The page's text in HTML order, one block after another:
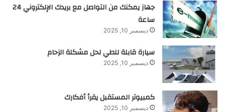
جهاز يمكنك من التواصل مع بريدك الإلكتروني 24
ساعة
ديسمبر 10, 2025
سيارة قابلة للطي لحل مشكلة الزحام
ديسمبر 10, 2025
كمبيوتر المستقبل يقرأ أفكارك
ديسمبر 10, 2025